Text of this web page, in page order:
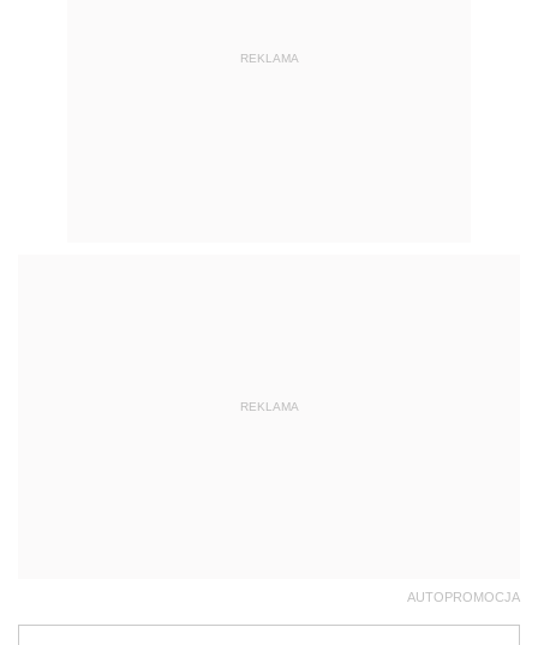
REKLAMA
REKLAMA
AUTOPROMOCJA